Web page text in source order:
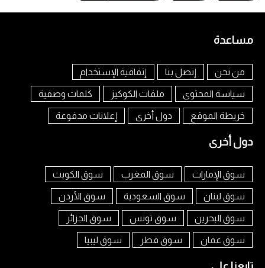
مساعدة
من نحن إتصل بنا إتفاقية الإستخدام
سياسة المحتوى ملفات الكوكيز كلمات وصفية
خريطة الموقع دول أخرى إعلانات مدفوعة
دول أخرى
سوق الإمارات سوق المغرب سوق الكويت
سوق لبنان سوق السعودية سوق الأردن
سوق البحرين سوق تونس سوق الجزائر
سوق عمان سوق قطر سوق ليبيا